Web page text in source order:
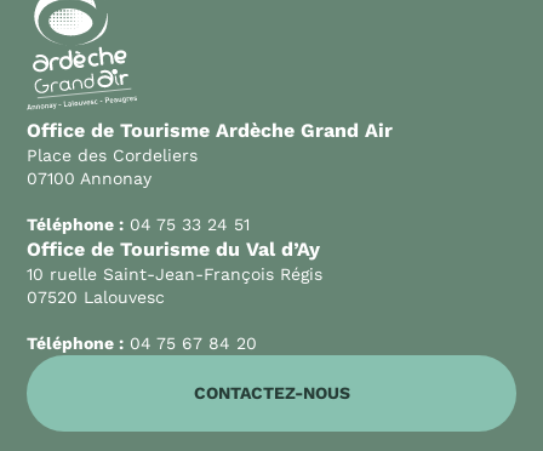
Office de Tourisme Ardèche Grand Air
Place des Cordeliers
07100 Annonay
Téléphone : 04 75 33 24 51
Office de Tourisme du Val d’Ay
10 ruelle Saint-Jean-François Régis
07520 Lalouvesc
Téléphone : 04 75 67 84 20
CONTACTEZ-NOUS